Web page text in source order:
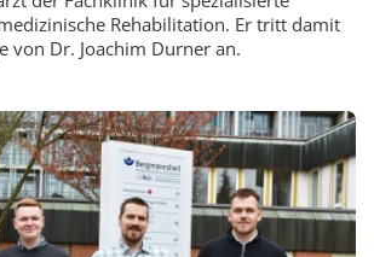
Rehabilitation. Er tritt damit
von Dr. Joachim Durner an.